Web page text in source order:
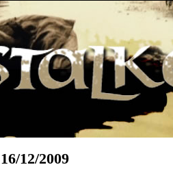
16/12/2009